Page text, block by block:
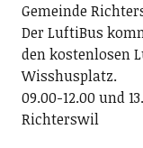
Gemeinde
Der LuftiBus
den kostenlosen
Wisshusplatz.
09.00-12.00 und
Richterswil